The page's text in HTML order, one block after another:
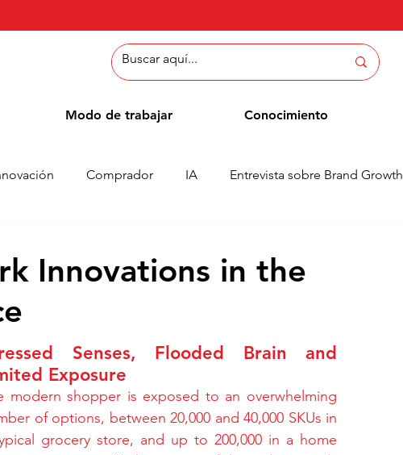
Modo de trabajar Conocimiento
Comprador IA Entrevista sobre Brand Growth
Innovations in the
Senses, Flooded Brain and
Exposure
modern shopper is exposed to an overwhelming
of options, between 20,000 and 40,000 SKUs in
grocery store, and up to 200,000 in a home